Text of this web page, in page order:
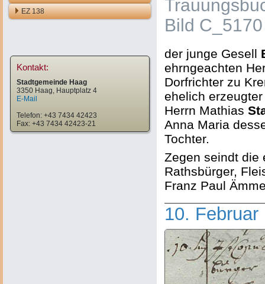
EZ 138
Kontakt:
Stadtgemeinde Haag
3350 Haag, Hauptplatz 4
E-Mail
Telefon: +43 7434 42423
Fax: +43 7434 42423-21
Bild C_5170
der junge Gesell
ehrngeachten
Dorfrichter zu
ehelich
Herrn Mathias
Anna Maria
Tochter.
Zegen seindt die
Rathsbürger,
Franz Paul
10. Februar